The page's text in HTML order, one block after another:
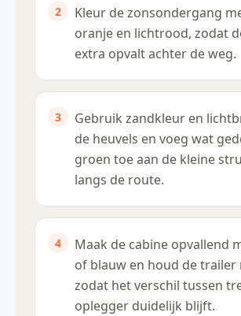
Kleur de zonsondergang
oranje en lichtrood, zodat
extra opvalt achter de weg.
Gebruik zandkleur en
de heuvels en voeg wat
groen toe aan de kleine
langs de route.
Maak de cabine opvallend
of blauw en houd de trailer
zodat het verschil tussen
oplegger duidelijk blijft.